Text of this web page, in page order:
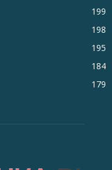
199
198
195
184
179